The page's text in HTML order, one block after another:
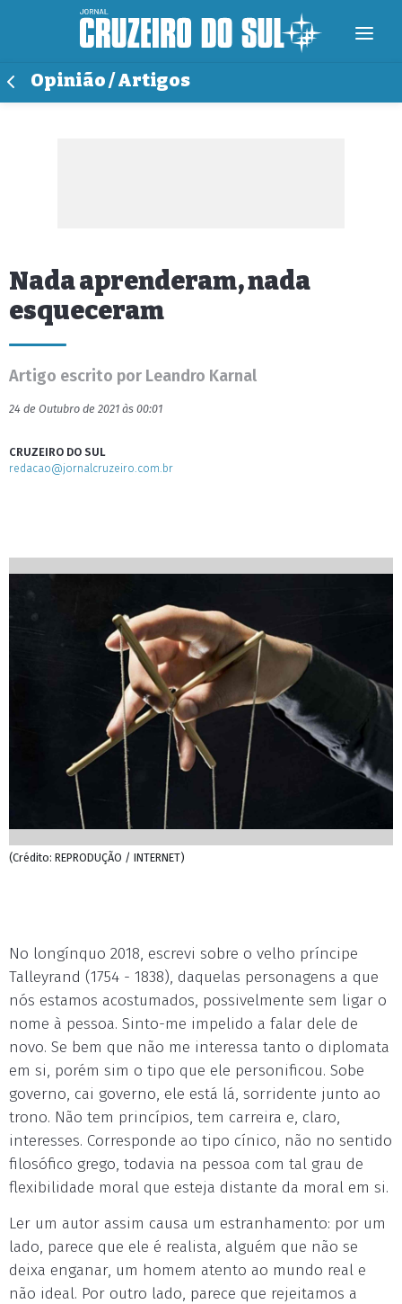
Opinião / Artigos
Nada aprenderam, nada
esqueceram
Artigo escrito por Leandro Karnal
24 de Outubro de 2021 às 00:01
CRUZEIRO DO SUL
redacao@jornalcruzeiro.com.br
(Crédito: REPRODUÇÃO / INTERNET)
No longínquo 2018, escrevi sobre o velho príncipe
Talleyrand (1754 - 1838), daquelas personagens a que
nós estamos acostumados, possivelmente sem ligar o
nome à pessoa. Sinto-me impelido a falar dele de
novo. Se bem que não me interessa tanto o diplomata
em si, porém sim o tipo que ele personificou. Sobe
governo, cai governo, ele está lá, sorridente junto ao
trono. Não tem princípios, tem carreira e, claro,
interesses. Corresponde ao tipo cínico, não no sentido
filosófico grego, todavia na pessoa com tal grau de
flexibilidade moral que esteja distante da moral em si.
Ler um autor assim causa um estranhamento: por um
lado, parece que ele é realista, alguém que não se
deixa enganar, um homem atento ao mundo real e
não ideal. Por outro lado, parece que rejeitamos a